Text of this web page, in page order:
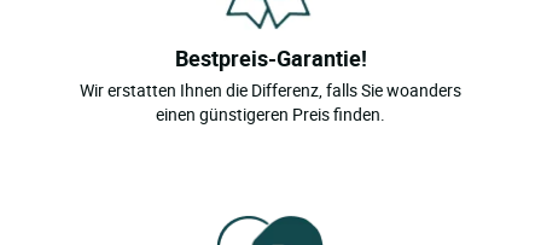
Bestpreis-Garantie!
Wir erstatten Ihnen die Differenz, falls Sie woanders
einen günstigeren Preis finden.